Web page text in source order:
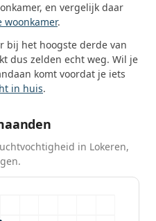
en vergelijk daar
.
bij het hoogste derde van
dus zelden echt weg. Wil je
komt voordat je iets
in huis.
in Lokeren,